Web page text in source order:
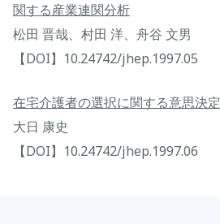
関する産業連関分析
松田 晋哉、村田 洋、舟谷 文男
【DOI】10.24742/jhep.1997.05
在宅介護者の選択に関する意思決定
大日 康史
【DOI】10.24742/jhep.1997.06